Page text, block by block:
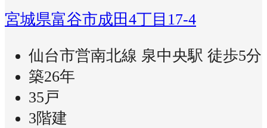
宮城県富谷市成田4丁目17-4
仙台市営南北線 泉中央駅 徒歩5分
築26年
35戸
3階建